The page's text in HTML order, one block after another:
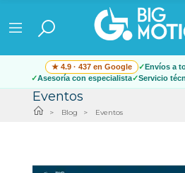
★ 4.9 · 437 en Google Envíos a
Asesoría con especialista
Servicio
Eventos
Blog Eventos